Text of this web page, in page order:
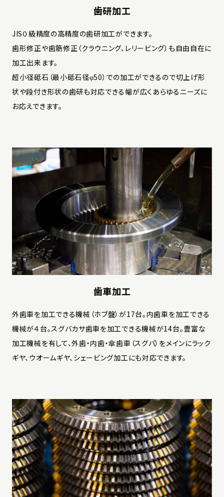
歯研加工
JIS０級精度の高精度の歯研加工ができます。
歯形修正や歯筋修正（クラウニング、レリービング）も自由自在に
加工出来ます。
超小径砥石（最小砥石径φ50）での加工ができるので切上げ形
状や段付き形状の歯研も対応できる幅が広くあらゆるニーズに
お応えできます。
歯車加工
外歯車を加工できる機械（ホブ盤）が17台。内歯車を加工できる
機械が４台。スグバカサ歯車を加工できる機械が14台。豊富な
加工機械を有して、外歯・内歯・傘歯車（スグバ）をメインにラック
ギヤ、ウオームギヤ、シェービング加工にも対応できます。